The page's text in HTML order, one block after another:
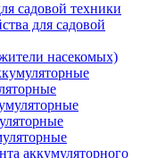
садовой техники
для садовой
насекомых)
аккумуляторного